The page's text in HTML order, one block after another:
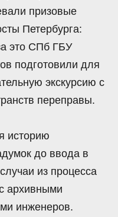
призовые
Петербурга:
это СПб ГБУ
подготовили для
экскурсию с
переправы.
историю
до ввода в
из процесса
архивными
инженеров.